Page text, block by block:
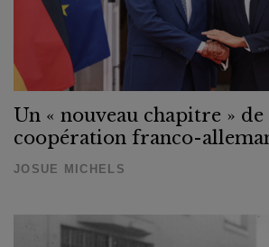
Un « nouveau chapitre » de
coopération franco-
JOSUE MICHELS